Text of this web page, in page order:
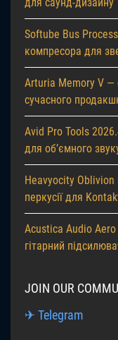
Softube Bus
компресора для
Arturia Memory V —
сучасного
Avid Pro Tools
для об’ємного
Heavyocity Oblivion
перкусії для
Acustica Audio
гітарний
JOIN OUR
✈ Telegram